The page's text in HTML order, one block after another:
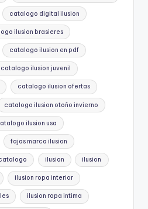
catalogo digital ilusion
ilusion brasieres
catalogo ilusion en pdf
catalogo ilusion juvenil
catalogo ilusion ofertas
catalogo ilusion otoño invierno
ilusion usa
fajas marca ilusion
ilusion ilusion
ilusion ropa interior
ilusion ropa intima